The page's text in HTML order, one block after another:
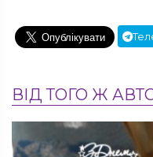
ВІД ТОГО Ж